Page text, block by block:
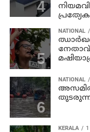
NATIONAL
NATIONAL
KERALA